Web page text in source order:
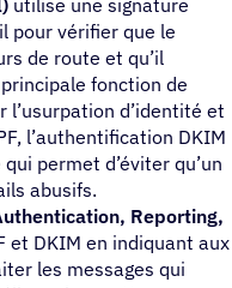
pour vérifier que le
de route et qu’il
fonction de
d’identité et
l’authentification DKIM
permet d’éviter qu’un
abusifs.
Reporting,
et DKIM en indiquant aux
les messages qui